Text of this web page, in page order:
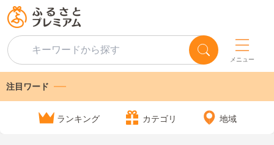
メニュー
注目ワード
ランキング カテゴリ 地域